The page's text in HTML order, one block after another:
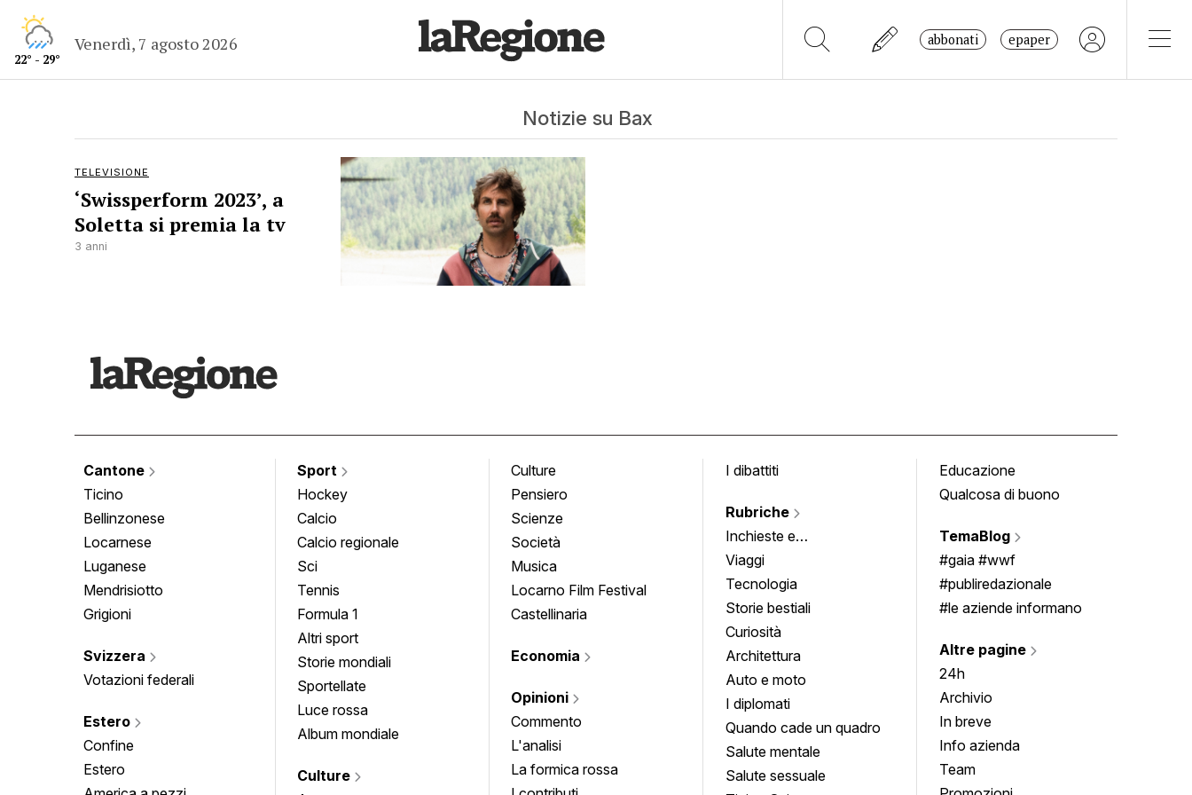
22° - 29°
Venerdì, 7 agosto 2026 abbonati epaper
Notizie su Bax
TELEVISIONE
‘Swissperform 2023’, a
Soletta si premia la tv
3 anni
Cantone
Ticino
Bellinzonese
Locarnese
Luganese
Mendrisiotto
Grigioni
Svizzera
Votazioni federali
Estero
Confine
Estero
Sport
Hockey
Calcio
Calcio regionale
Sci
Tennis
Formula 1
Altri sport
Storie mondiali
Sportellate
Luce rossa
Album mondiale
Culture
Culture
Pensiero
Scienze
Società
Musica
Locarno Film Festival
Castellinaria
Economia
Opinioni
Commento
L'analisi
La formica rossa
I dibattiti
Rubriche
Inchieste e
approfondimenti
Viaggi
Tecnologia
Storie bestiali
Curiosità
Architettura
Auto e moto
I diplomati
Quando cade un quadro
Salute mentale
Salute sessuale
Educazione
Qualcosa di buono
TemaBlog
#gaia #wwf
#publiredazionale
#le aziende informano
Altre pagine
24h
Archivio
In breve
Info azienda
Team